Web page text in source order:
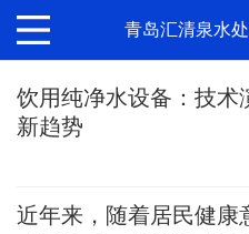
青岛汇清泉水
饮用纯净水设备：技术
新趋势
近年来，随着居民健康